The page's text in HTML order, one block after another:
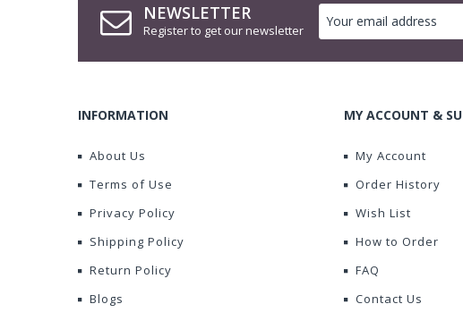
NEWSLETTER
Register to get our newsletter
INFORMATION
About Us
Terms of Use
Privacy Policy
Shipping Policy
Return Policy
Blogs
MY ACCOUNT &
My Account
Order History
Wish List
How to Order
FAQ
Contact Us